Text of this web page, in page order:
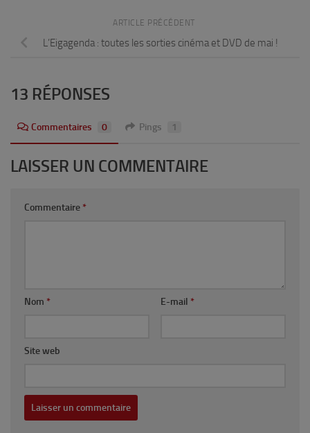
ARTICLE PRÉCÉDENT
L’Eigagenda : toutes les sorties cinéma et DVD de mai !
13 RÉPONSES
Commentaires 0 Pings 1
LAISSER UN COMMENTAIRE
Commentaire *
Nom * E-mail *
Site web